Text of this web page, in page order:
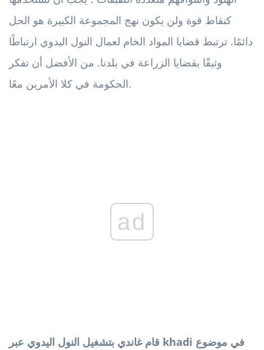
كنقاط قوة ولن يكون نهج المجموعة الكبيرة هو الحل
دائمًا. ترتبط قضايا المواد الخام لعمال النول اليدوي ارتباطًا
وثيقًا بقضايا الزراعة في بلدنا. من الأفضل أن تفكر
الحكومة في كلا الأمرين معًا.
ad
قام غاندي بتشغيل النول اليدوي عبر khadi في موضوع